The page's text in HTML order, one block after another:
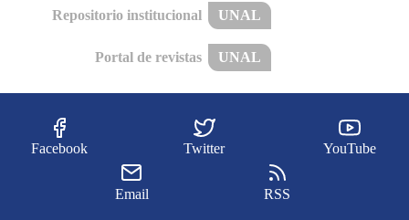
Repositorio institucional UNAL
Portal de revistas UNAL
Facebook Twitter YouTube
Email RSS